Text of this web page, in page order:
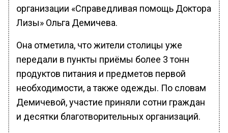
организации «Справедливая помощь Доктора
Лизы» Ольга Демичева.
Она отметила, что жители столицы уже
передали в пункты приёмы более 3 тонн
продуктов питания и предметов первой
необходимости, а также одежды. По словам
Демичевой, участие приняли сотни граждан
и десятки благотворительных организаций.